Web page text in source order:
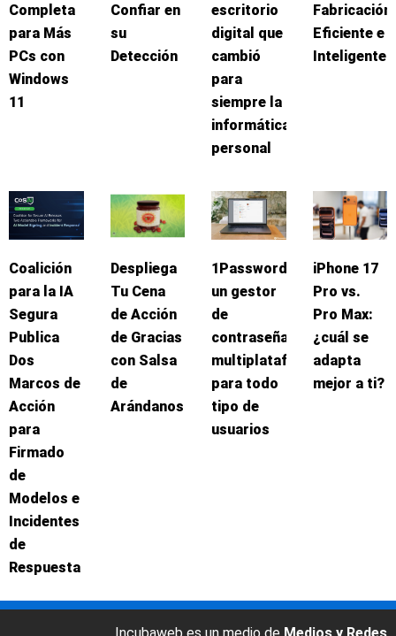
Completa
para Más
PCs con
Windows
11
Confiar en
su
Detección
escritorio
digital que
cambió
para
siempre la
informática
personal
Fabricación
Eficiente e
Inteligente
Coalición
para la IA
Segura
Publica
Dos
Marcos de
Acción
para
Firmado
de
Modelos e
Incidentes
de
Respuesta
Despliega
Tu Cena
de Acción
de Gracias
con Salsa
de
Arándanos
1Password:
un gestor
de
contraseñas
multiplataforma
para todo
tipo de
usuarios
iPhone 17
Pro vs.
Pro Max:
¿cuál se
adapta
mejor a ti?